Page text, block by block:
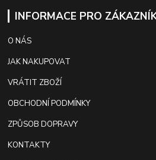
INFORMACE PRO
O NÁS
JAK NAKUPOVAT
VRÁTIT ZBOŽÍ
OBCHODNÍ PODMÍNKY
ZPŮSOB DOPRAVY
KONTAKTY